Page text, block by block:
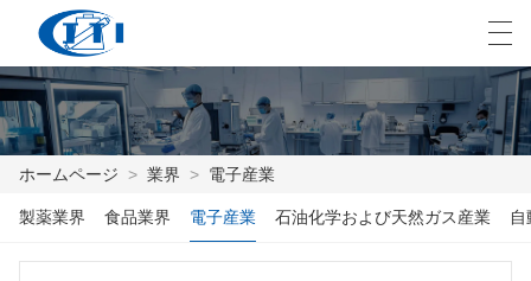
ホームページ
العربية česky
ホームページ > 業界 > 電子産業
製薬業界 食品業界 電子産業 石油化学および天然ガス産業